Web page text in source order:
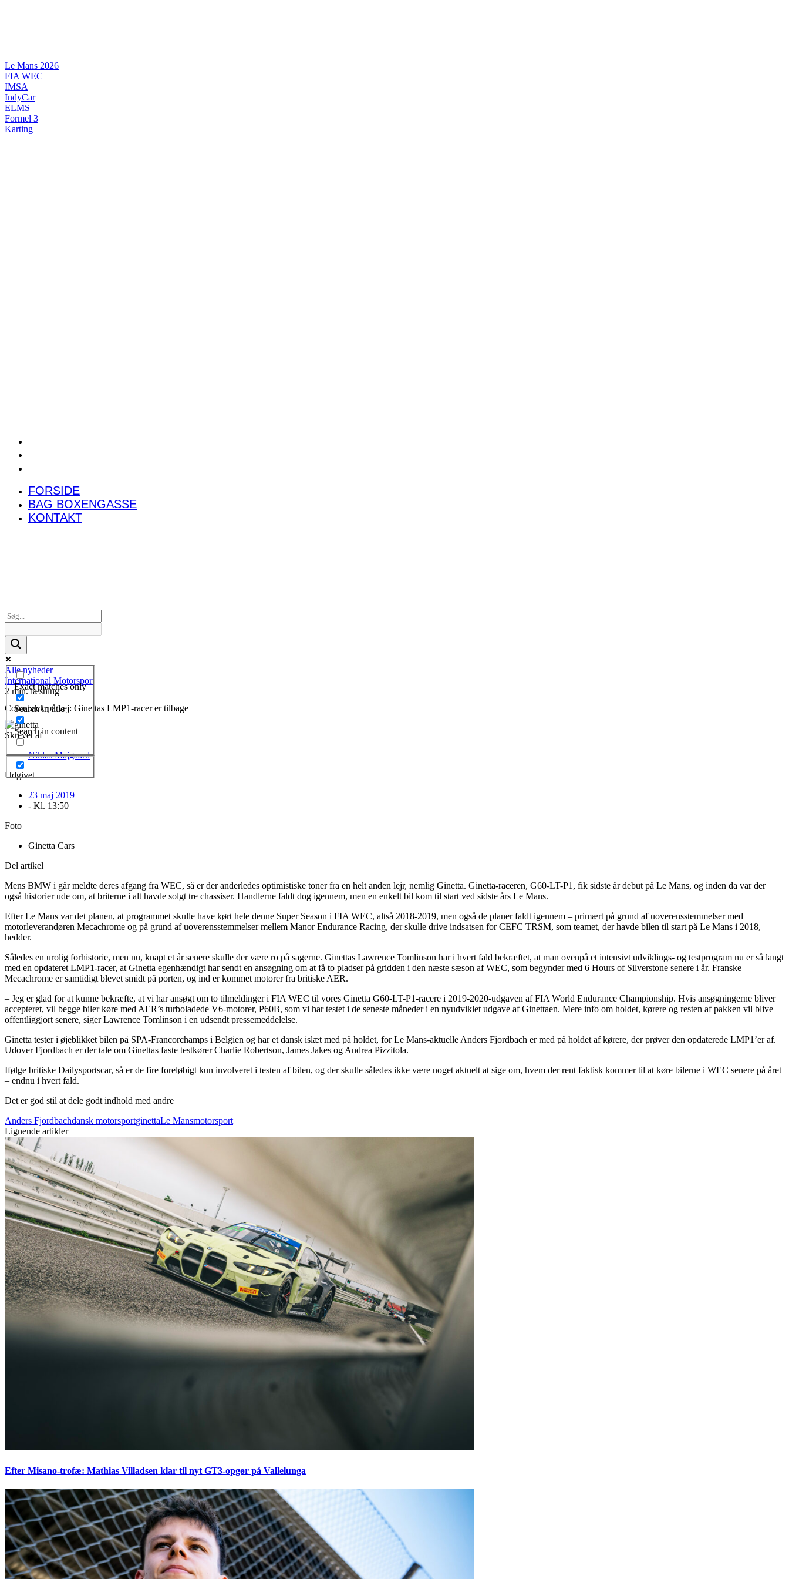
Le Mans 2026
FIA WEC
IMSA
IndyCar
ELMS
Formel 3
Karting
FORSIDE
BAG BOXENGASSE
KONTAKT
Exact matches only
Search in title
Search in content
Alle nyheder
International Motorsport
2 min. læsning
Comeback på vej: Ginettas LMP1-racer er tilbage
Skrevet af
Niklas Majgaard
Udgivet
23 maj 2019
- Kl. 13:50
Foto
Ginetta Cars
Del artikel
Mens BMW i går meldte deres afgang fra WEC, så er der anderledes optimistiske toner fra en helt anden lejr, nemlig Ginetta. Ginetta-raceren, G60-LT-P1, fik sidste år debut på Le Mans, og inden da var der
også historier ude om, at briterne i alt havde solgt tre chassiser. Handlerne faldt dog igennem, men en enkelt bil kom til start ved sidste års Le Mans.
Efter Le Mans var det planen, at programmet skulle have kørt hele denne Super Season i FIA WEC, altså 2018-2019, men også de planer faldt igennem – primært på grund af uoverensstemmelser med
motorleverandøren Mecachrome og på grund af uoverensstemmelser mellem Manor Endurance Racing, der skulle drive indsatsen for CEFC TRSM, som teamet, der havde bilen til start på Le Mans i 2018,
hedder.
Således en urolig forhistorie, men nu, knapt et år senere skulle der være ro på sagerne. Ginettas Lawrence Tomlinson har i hvert fald bekræftet, at man ovenpå et intensivt udviklings- og testprogram nu er så langt
med en opdateret LMP1-racer, at Ginetta egenhændigt har sendt en ansøgning om at få to pladser på gridden i den næste sæson af WEC, som begynder med 6 Hours of Silverstone senere i år. Franske
Mecachrome er samtidigt blevet smidt på porten, og ind er kommet motorer fra britiske AER.
– Jeg er glad for at kunne bekræfte, at vi har ansøgt om to tilmeldinger i FIA WEC til vores Ginetta G60-LT-P1-racere i 2019-2020-udgaven af FIA World Endurance Championship. Hvis ansøgningerne bliver
accepteret, vil begge biler køre med AER’s turboladede V6-motorer, P60B, som vi har testet i de seneste måneder i en nyudviklet udgave af Ginettaen. Mere info om holdet, kørere og resten af pakken vil blive
offentliggjort senere, siger Lawrence Tomlinson i en udsendt pressemeddelelse.
Ginetta tester i øjeblikket bilen på SPA-Francorchamps i Belgien og har et dansk islæt med på holdet, for Le Mans-aktuelle Anders Fjordbach er med på holdet af kørere, der prøver den opdaterede LMP1’er af.
Udover Fjordbach er der tale om Ginettas faste testkører Charlie Robertson, James Jakes og Andrea Pizzitola.
Ifølge britiske Dailysportscar, så er de fire foreløbigt kun involveret i testen af bilen, og der skulle således ikke være noget aktuelt at sige om, hvem der rent faktisk kommer til at køre bilerne i WEC senere på året
– endnu i hvert fald.
Det er god stil at dele godt indhold med andre
Anders Fjordbachdansk motorsportginettaLe Mansmotorsport
Lignende artikler
Efter Misano-trofæ: Mathias Villadsen klar til nyt GT3-opgør på Vallelunga